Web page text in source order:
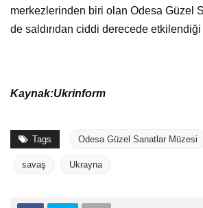
merkezlerinden biri olan Odesa Güzel
de saldırıdan ciddi derecede etkilendiği
Kaynak:Ukrinform
Tags Odesa Güzel Sanatlar Müzesi
savaş Ukrayna